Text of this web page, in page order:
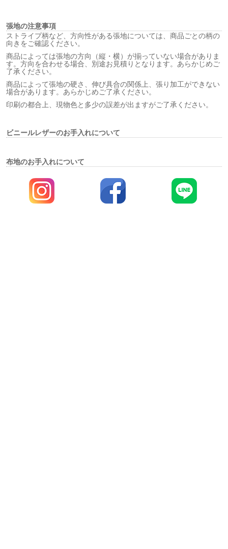
張地の注意事項
ストライプ柄など、方向性がある張地については、商品ごとの柄の
向きをご確認ください。
商品によっては張地の方向（縦・横）が揃っていない場合がありま
す。方向を合わせる場合、別途お見積りとなります。あらかじめご
了承ください。
商品によって張地の硬さ、伸び具合の関係上、張り加工ができない
場合があります。あらかじめご了承ください。
印刷の都合上、現物色と多少の誤差が出ますがご了承ください。
ビニールレザーのお手入れについて
布地のお手入れについて